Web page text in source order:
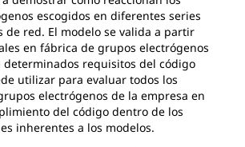
escogidos en diferentes series
de red. El modelo se valida a partir
en fábrica de grupos electrógenos
determinados requisitos del código
utilizar para evaluar todos los
electrógenos de la empresa en
del código dentro de los
inherentes a los modelos.